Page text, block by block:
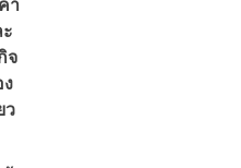
า
จ
ว